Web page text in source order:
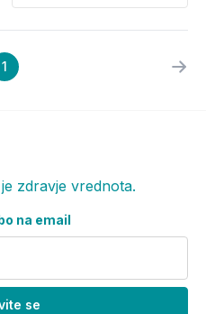
1
zdravje vrednota.
na email
se